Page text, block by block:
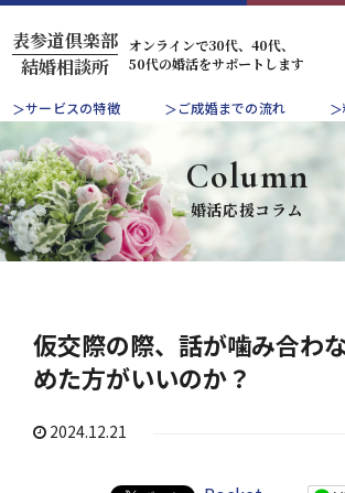
結婚相談所
表参道倶楽部
オンラインで30代、40代、
50代の婚活をサポートします
サービスの特徴 ご成婚までの流れ
Column
婚活応援コラム
仮交際の際、話が噛み合わ
めた方がいいのか？
2024.12.21